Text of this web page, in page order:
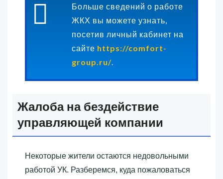
Больше сведений о работе
ЖКХ вы можете узнать,
посетив личный кабинет на
сайте https://comfort-
group.ru/.
Жалоба на бездействие
управляющей компании
Некоторые жители остаются недовольными
работой УК. Разберемся, куда пожаловаться